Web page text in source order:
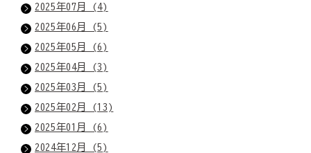
2025年07月 (4)
2025年06月 (5)
2025年05月 (6)
2025年04月 (3)
2025年03月 (5)
2025年02月 (13)
2025年01月 (6)
2024年12月 (5)